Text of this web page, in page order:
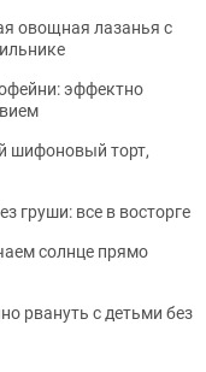
овощная лазанья с
эффектно
шифоновый торт,
груши: все в восторге
солнце прямо
рвануть с детьми без